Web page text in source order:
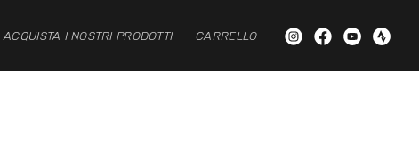
ACQUISTA I NOSTRI PRODOTTI CARRELLO